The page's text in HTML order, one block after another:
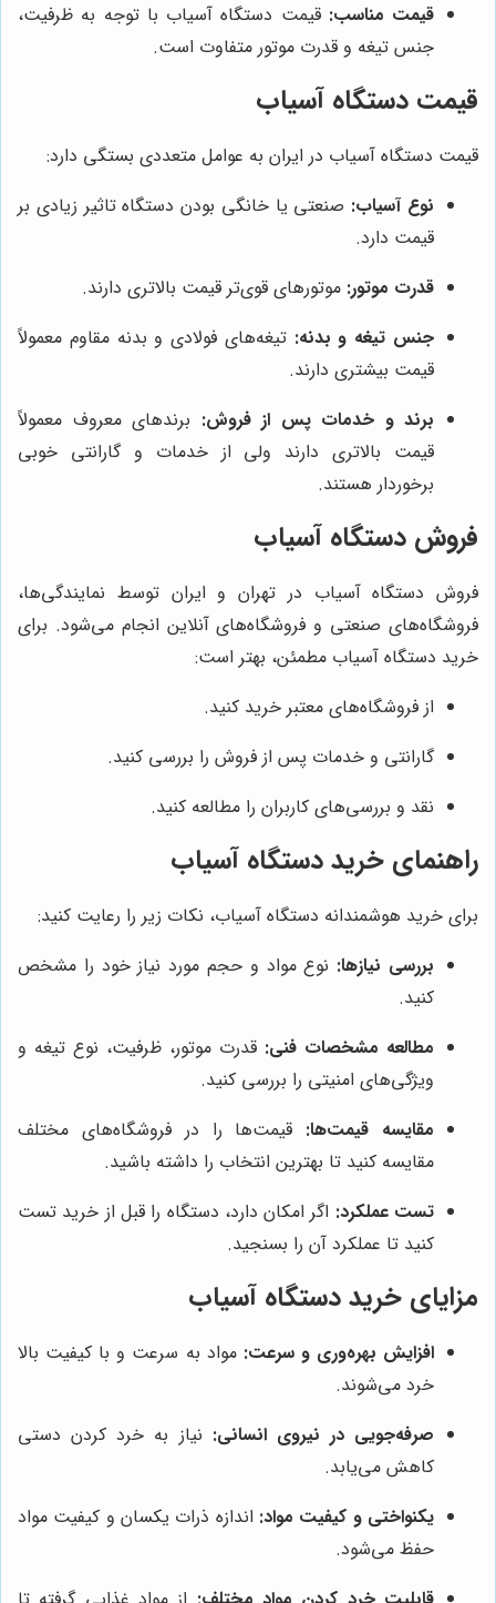
قیمت مناسب: قیمت دستگاه آسیاب با توجه به ظرفیت،
جنس تیغه و قدرت موتور متفاوت است.
قیمت دستگاه آسیاب
قیمت دستگاه آسیاب در ایران به عوامل متعددی بستگی دارد:
نوع آسیاب: صنعتی یا خانگی بودن دستگاه تاثیر زیادی بر
قیمت دارد.
قدرت موتور: موتورهای قوی‌تر قیمت بالاتری دارند.
جنس تیغه و بدنه: تیغه‌های فولادی و بدنه مقاوم معمولاً
قیمت بیشتری دارند.
برند و خدمات پس از فروش: برندهای معروف معمولاً
قیمت بالاتری دارند ولی از خدمات و گارانتی خوبی
برخوردار هستند.
فروش دستگاه آسیاب
فروش دستگاه آسیاب در تهران و ایران توسط نمایندگی‌ها،
فروشگاه‌های صنعتی و فروشگاه‌های آنلاین انجام می‌شود. برای
خرید دستگاه آسیاب مطمئن، بهتر است:
از فروشگاه‌های معتبر خرید کنید.
گارانتی و خدمات پس از فروش را بررسی کنید.
نقد و بررسی‌های کاربران را مطالعه کنید.
راهنمای خرید دستگاه آسیاب
برای خرید هوشمندانه دستگاه آسیاب، نکات زیر را رعایت کنید:
بررسی نیازها: نوع مواد و حجم مورد نیاز خود را مشخص
کنید.
مطالعه مشخصات فنی: قدرت موتور، ظرفیت، نوع تیغه و
ویژگی‌های امنیتی را بررسی کنید.
مقایسه قیمت‌ها: قیمت‌ها را در فروشگاه‌های مختلف
مقایسه کنید تا بهترین انتخاب را داشته باشید.
تست عملکرد: اگر امکان دارد، دستگاه را قبل از خرید تست
کنید تا عملکرد آن را بسنجید.
مزایای خرید دستگاه آسیاب
افزایش بهره‌وری و سرعت: مواد به سرعت و با کیفیت بالا
خرد می‌شوند.
صرفه‌جویی در نیروی انسانی: نیاز به خرد کردن دستی
کاهش می‌یابد.
یکنواختی و کیفیت مواد: اندازه ذرات یکسان و کیفیت مواد
حفظ می‌شود.